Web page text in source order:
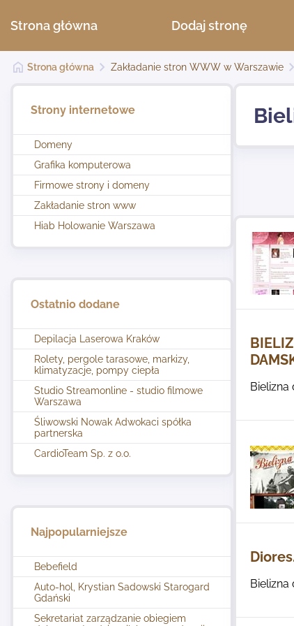
Strona główna Dodaj stronę
Strona główna Zakładanie stron WWW w Warszawie
Strony internetowe
Domeny
Grafika komputerowa
Firmowe strony i domeny
Zakładanie stron www
Hiab Holowanie Warszawa
Ostatnio dodane
Depilacja Laserowa Kraków
Rolety, pergole tarasowe, markizy,
klimatyzacje, pompy ciepła
Studio Streamonline - studio filmowe
Warszawa
Śliwowski Nowak Adwokaci spółka
partnerska
CardioTeam Sp. z o.o.
Najpopularniejsze
Bebefield
Auto-hol, Krystian Sadowski Starogard
Gdański
Sekretariat zarządzanie obiegiem
Bielizna